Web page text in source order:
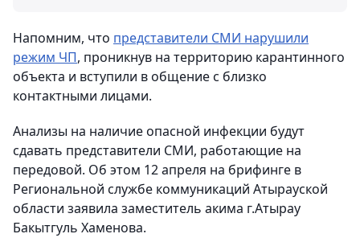
Напомним, что представители СМИ нарушили
режим ЧП, проникнув на территорию карантинного
объекта и вступили в общение с близко
контактными лицами.
Анализы на наличие опасной инфекции будут
сдавать представители СМИ, работающие на
передовой. Об этом 12 апреля на брифинге в
Региональной службе коммуникаций Атырауской
области заявила заместитель акима г.Атырау
Бакытгуль Хаменова.